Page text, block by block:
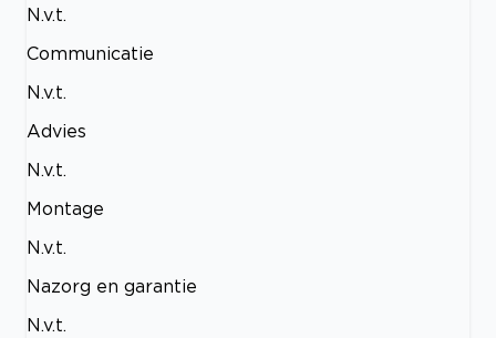
N.v.t.
Communicatie
N.v.t.
Advies
N.v.t.
Montage
N.v.t.
Nazorg en garantie
N.v.t.